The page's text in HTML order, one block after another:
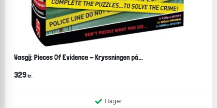
Wasgij: Pieces Of Evidence - Kryssningen på...
329 kr.
I lager